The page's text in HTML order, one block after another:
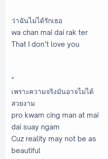
ว่าฉันไม่ได้รักเธอ
wa chan mai dai rak ter
That I don’t love you
*
เพราะความจริงมันอาจไม่ได้
สวยงาม
pro kwam cing man at mai
dai suay ngam
Cuz reality may not be as
beautiful